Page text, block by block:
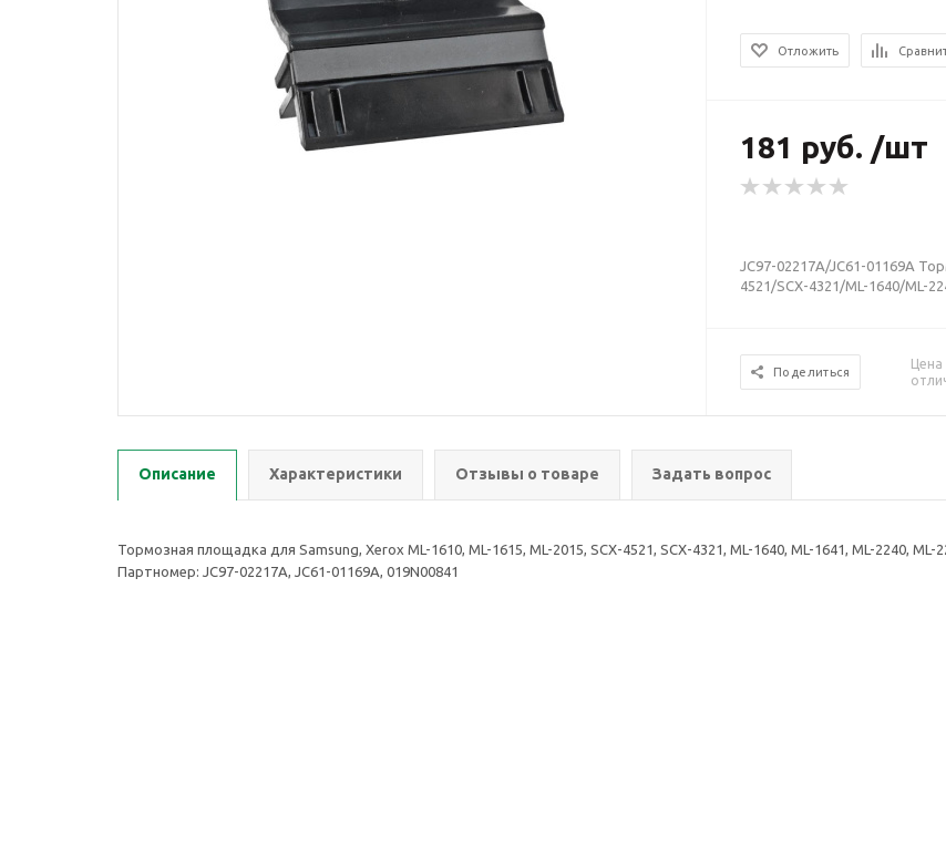
Отложить
181 руб. /шт
JC97-02217A/JC61-01169A
4521/SCX-4321/ML-1640/ML-
Поделиться
Цена
Описание Характеристики Отзывы о товаре Задать вопрос
Тормозная площадка для Samsung, Xerox ML-1610, ML-1615, ML-2015, SCX-4521, SCX-4321, ML-1640, ML-1641, ML-2240,
Партномер: JC97-02217A, JC61-01169A, 019N00841